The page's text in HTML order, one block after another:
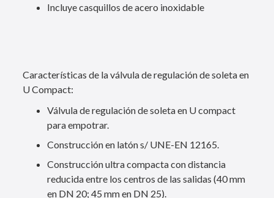
Incluye casquillos de acero inoxidable
Características de la válvula de regulación de soleta en
U Compact:
Válvula de regulación de soleta en U compact
para empotrar.
Construcción en latón s/ UNE-EN 12165.
Construcción ultra compacta con distancia
reducida entre los centros de las salidas (40 mm
en DN 20; 45 mm en DN 25).